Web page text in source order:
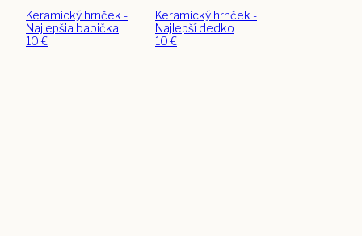
Keramický hrnček -
Najlepšia babička
10€
Keramický hrnček -
Najlepší dedko
10€